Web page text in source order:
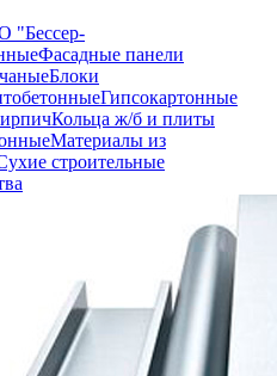
"Бессер-
Фасадные панели
Блоки
Гипсокартонные
Кольца ж/б и плиты
Материалы из
строительные